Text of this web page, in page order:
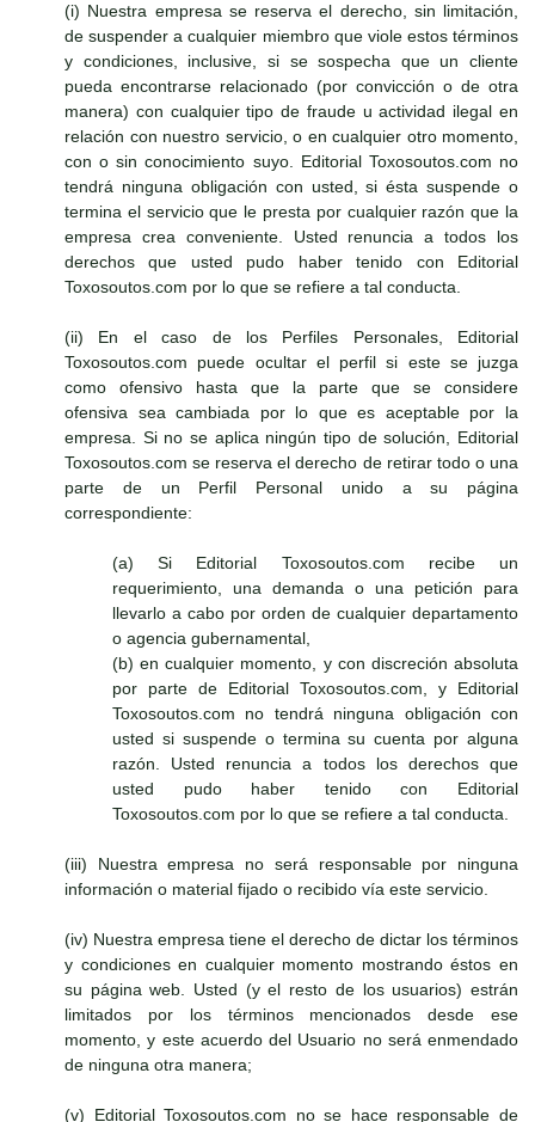
(i) Nuestra empresa se reserva el derecho, sin limitación,
de suspender a cualquier miembro que viole estos términos
y condiciones, inclusive, si se sospecha que un cliente
pueda encontrarse relacionado (por convicción o de otra
manera) con cualquier tipo de fraude u actividad ilegal en
relación con nuestro servicio, o en cualquier otro momento,
con o sin conocimiento suyo. Editorial Toxosoutos.com no
tendrá ninguna obligación con usted, si ésta suspende o
termina el servicio que le presta por cualquier razón que la
empresa crea conveniente. Usted renuncia a todos los
derechos que usted pudo haber tenido con Editorial
Toxosoutos.com por lo que se refiere a tal conducta.
(ii) En el caso de los Perfiles Personales, Editorial
Toxosoutos.com puede ocultar el perfil si este se juzga
como ofensivo hasta que la parte que se considere
ofensiva sea cambiada por lo que es aceptable por la
empresa. Si no se aplica ningún tipo de solución, Editorial
Toxosoutos.com se reserva el derecho de retirar todo o una
parte de un Perfil Personal unido a su página
correspondiente:
(a) Si Editorial Toxosoutos.com recibe un
requerimiento, una demanda o una petición para
llevarlo a cabo por orden de cualquier departamento
o agencia gubernamental,
(b) en cualquier momento, y con discreción absoluta
por parte de Editorial Toxosoutos.com, y Editorial
Toxosoutos.com no tendrá ninguna obligación con
usted si suspende o termina su cuenta por alguna
razón. Usted renuncia a todos los derechos que
usted pudo haber tenido con Editorial
Toxosoutos.com por lo que se refiere a tal conducta.
(iii) Nuestra empresa no será responsable por ninguna
información o material fijado o recibido vía este servicio.
(iv) Nuestra empresa tiene el derecho de dictar los términos
y condiciones en cualquier momento mostrando éstos en
su página web. Usted (y el resto de los usuarios) estrán
limitados por los términos mencionados desde ese
momento, y este acuerdo del Usuario no será enmendado
de ninguna otra manera;
(v) Editorial Toxosoutos.com no se hace responsable de